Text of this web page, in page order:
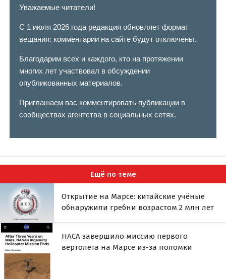
Уважаемые читатели!
С 1 июля 2026 года редакция обновляет формат
вещания: комментарии на сайте будут отключены.
Благодарим всех и каждого, кто на протяжении
многих лет участвовал в обсуждении
опубликованных материалов.
Приглашаем вас комментировать публикации в
сообществах агентства в социальных сетях.
Ещё по теме
Открытие на Марсе: китайские учёные
обнаружили гребни возрастом 2 млн лет
НАСА завершило миссию первого
вертолета на Марсе из-за поломки